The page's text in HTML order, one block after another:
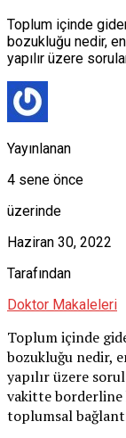
Toplum içinde
bozukluğu nedir,
yapılır üzere
Yayınlanan
4 sene önce
üzerinde
Haziran 30, 2022
Tarafından
Doktor Makaleleri
Toplum içinde
bozukluğu nedir,
yapılır üzere
vakitte borderline
toplumsal